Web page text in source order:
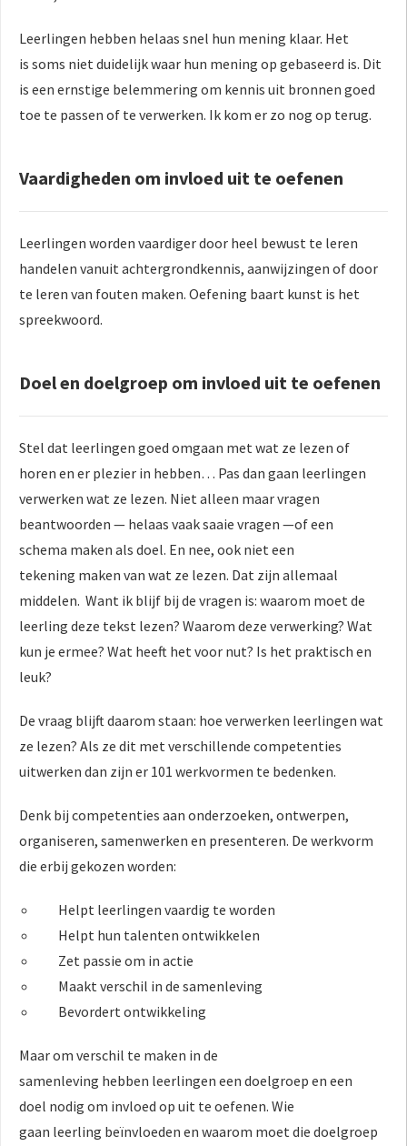
Leerlingen hebben helaas snel hun mening klaar. Het
is soms niet duidelijk waar hun mening op gebaseerd is. Dit
is een ernstige belemmering om kennis uit bronnen goed
toe te passen of te verwerken. Ik kom er zo nog op terug.
Vaardigheden om invloed uit te oefenen
Leerlingen worden vaardiger door heel bewust te leren
handelen vanuit achtergrondkennis, aanwijzingen of door
te leren van fouten maken. Oefening baart kunst is het
spreekwoord.
Doel en doelgroep om invloed uit te oefenen
Stel dat leerlingen goed omgaan met wat ze lezen of
horen en er plezier in hebben… Pas dan gaan leerlingen
verwerken wat ze lezen. Niet alleen maar vragen
beantwoorden — helaas vaak saaie vragen —of een
schema maken als doel. En nee, ook niet een
tekening maken van wat ze lezen. Dat zijn allemaal
middelen. Want ik blijf bij de vragen is: waarom moet de
leerling deze tekst lezen? Waarom deze verwerking? Wat
kun je ermee? Wat heeft het voor nut? Is het praktisch en
leuk?
De vraag blijft daarom staan: hoe verwerken leerlingen wat
ze lezen? Als ze dit met verschillende competenties
uitwerken dan zijn er 101 werkvormen te bedenken.
Denk bij competenties aan onderzoeken, ontwerpen,
organiseren, samenwerken en presenteren. De werkvorm
die erbij gekozen worden:
Helpt leerlingen vaardig te worden
Helpt hun talenten ontwikkelen
Zet passie om in actie
Maakt verschil in de samenleving
Bevordert ontwikkeling
Maar om verschil te maken in de
samenleving hebben leerlingen een doelgroep en een
doel nodig om invloed op uit te oefenen. Wie
gaan leerling beïnvloeden en waarom moet die doelgroep